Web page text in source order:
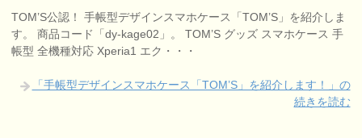
TOM’S公認！ 手帳型デザインスマホケース「TOM’S」を紹介しま
す。 商品コード「dy-kage02」。 TOM’S グッズ スマホケース 手
帳型 全機種対応 Xperia1 エク・・・
「手帳型デザインスマホケース「TOM’S」を紹介します！」の
続きを読む